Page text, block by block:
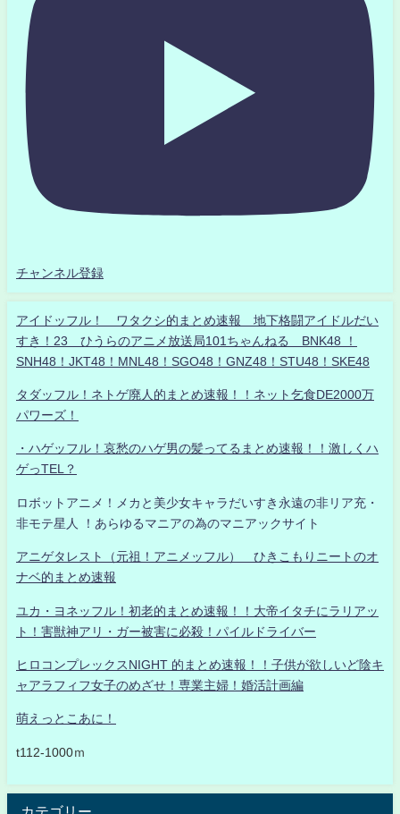
チャンネル登録
アイドッフル！ ワタクシ的まとめ速報 地下格闘アイドルだい
すき！23 ひうらのアニメ放送局101ちゃんねる BNK48 ！
SNH48！JKT48！MNL48！SGO48！GNZ48！STU48！SKE48
タダッフル！ネトゲ廃人的まとめ速報！！ネット乞食DE2000万
パワーズ！
・ハゲッフル！哀愁のハゲ男の髪ってるまとめ速報！！激しくハ
ゲっTEL？
ロボットアニメ！メカと美少女キャラだいすき永遠の非リア充・
非モテ星人 ！あらゆるマニアの為のマニアックサイト
アニゲタレスト（元祖！アニメッフル） ひきこもりニートのオ
ナベ的まとめ速報
ユカ・ヨネッフル！初老的まとめ速報！！大帝イタチにラリアッ
ト！害獣神アリ・ガー被害に必殺！パイルドライバー
ヒロコンプレックスNIGHT 的まとめ速報！！子供が欲しいど陰キ
ャアラフィフ女子のめざせ！専業主婦！婚活計画編
萌えっとこあに！
t112-1000ｍ